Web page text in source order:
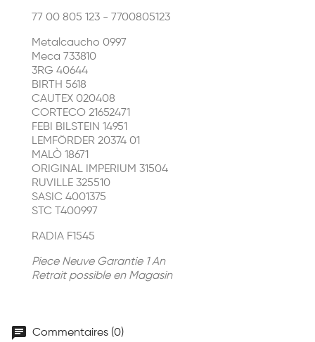
77 00 805 123 - 7700805123
Metalcaucho 0997
Meca 733810
3RG 40644
BIRTH 5618
CAUTEX 020408
CORTECO 21652471
FEBI BILSTEIN 14951
LEMFÖRDER 20374 01
MALÒ 18671
ORIGINAL IMPERIUM 31504
RUVILLE 325510
SASIC 4001375
STC T400997
RADIA F1545
Piece Neuve Garantie 1 An
Retrait possible en Magasin
chat Commentaires (0)